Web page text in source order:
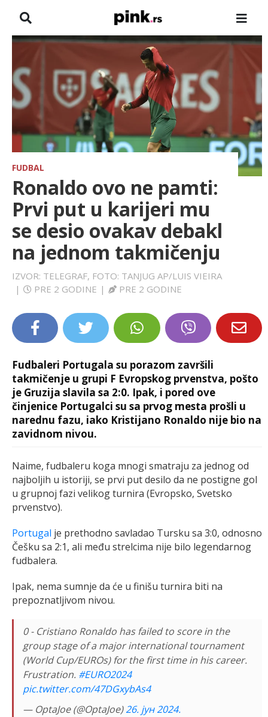
NASLOVNA
VESTI
ZADRUGA
SHOWBIZ
HRONIKA
FARMERI
SPORT
LIFESTYLE
EXTRA
FUDBAL
Ronaldo ovo ne pamti:
Prvi put u karijeri mu
se desio ovakav debakl
na jednom takmičenju
IZVOR: TELEGRAF, FOTO: TANJUG AP/LUIS VIEIRA
|
PRE 2 GODINE | PRE 2 GODINE
Fudbaleri Portugala su porazom završili
takmičenje u grupi F Evropskog prvenstva, pošto
je Gruzija slavila sa 2:0. Ipak, i pored ove
činjenice Portugalci su sa prvog mesta prošli u
narednu fazu, iako Kristijano Ronaldo nije bio na
zavidnom nivou.
Naime, fudbaleru koga mnogi smatraju za jednog od
najboljih u istoriji, se prvi put desilo da ne postigne gol
u grupnoj fazi velikog turnira (Evropsko, Svetsko
prvenstvo).
Portugal je prethodno savladao Tursku sa 3:0, odnosno
Češku sa 2:1, ali među strelcima nije bilo legendarnog
fudbalera.
Ipak, nema sumnje da će u finišu turnira biti na
prepoznatljivom nivou.
0 - Cristiano Ronaldo has failed to score in the
group stage of a major international tournament
(World Cup/EUROs) for the first time in his career.
Frustration. #EURO2024
pic.twitter.com/47DGxybAs4
— OptaJoe (@OptaJoe)26. јун 2024.